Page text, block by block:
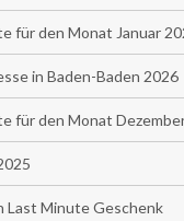
für den Monat Januar
in Baden-Baden 2026
für den Monat
Last Minute Geschenk